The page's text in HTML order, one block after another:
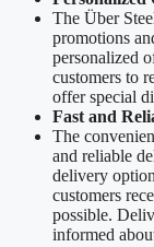
The Über
promotions
personalized
customers to
offer special
Fast and
The
and reliable
delivery
customers
possible.
informed